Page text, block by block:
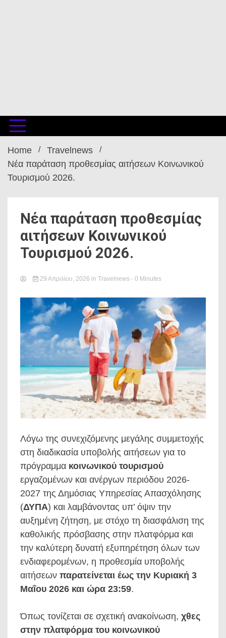
Home
Travelnews
Νέα παράταση προθεσμίας αιτήσεων Κοινωνικού
Τουρισμού 2026.
Νέα παράταση προθεσμίας
αιτήσεων Κοινωνικού
Τουρισμού 2026.
29 Απριλίου, 2026 in Travelnews - 0 Minutes
Λόγω της συνεχιζόμενης μεγάλης συμμετοχής
στη διαδικασία υποβολής αιτήσεων για το
πρόγραμμα κοινωνικού τουρισμού
εργαζομένων και ανέργων περιόδου 2026-
2027 της Δημόσιας Υπηρεσίας Απασχόλησης
(ΔΥΠΑ) και λαμβάνοντας υπ’ όψιν την
αυξημένη ζήτηση, με στόχο τη διασφάλιση της
καθολικής πρόσβασης στην πλατφόρμα και
την καλύτερη δυνατή εξυπηρέτηση όλων των
ενδιαφερομένων, η προθεσμία υποβολής
αιτήσεων παρατείνεται έως την Κυριακή 3
Μαΐου 2026 και ώρα 23:59.
Όπως τονίζεται σε σχετική ανακοίνωση, χθες
στην πλατφόρμα του κοινωνικού